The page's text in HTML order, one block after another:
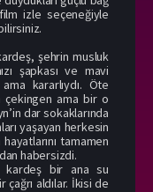
izle seçeneğiyle
şehrin musluk
şapkası ve mavi
kararlıydı. Öte
çekingen ama bir o
dar sokaklarında
yaşayan herkesin
tamamen
habersizdi.
kardeş bir ana su
çağrı aldılar. İkisi de